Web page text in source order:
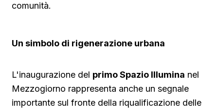
comunità.
Un simbolo di rigenerazione urbana
L'inaugurazione del primo Spazio Illumina nel
Mezzogiorno rappresenta anche un segnale
importante sul fronte della riqualificazione delle